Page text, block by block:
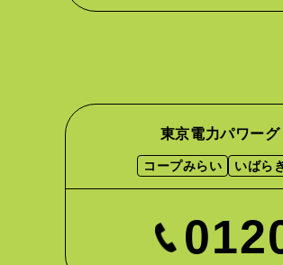
東京電力パワー
コープみらい いばら